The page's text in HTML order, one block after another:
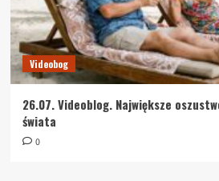
Videobog
26.07. Videoblog. Największe
świata
0